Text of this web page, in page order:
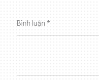
Bình luận*